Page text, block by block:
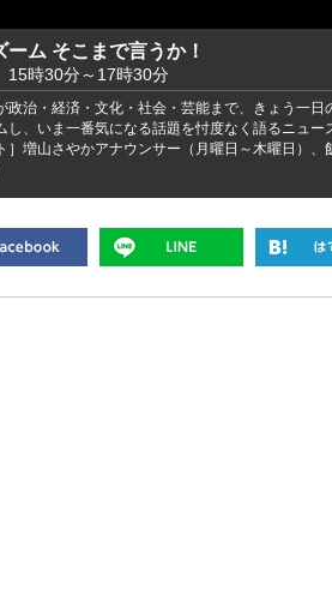
ーム そこまで言うか！
15時30分～17時30分
政治・経済・文化・社会・芸能まで、きょう一日
し、いま一番気になる話題を忖度なく語るニュー
］増山さやかアナウンサー（月曜日～木曜日）、